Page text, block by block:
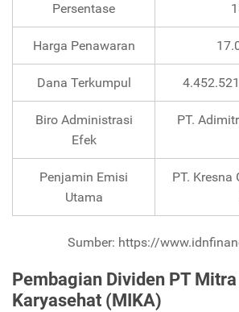
Persentase
Harga Penawaran
Dana Terkumpul
Biro Administrasi
Efek
PT.
Penjamin Emisi
Utama
PT. Kresna
Sumber: https://
Pembagian Dividen PT
Karyasehat (MIKA)